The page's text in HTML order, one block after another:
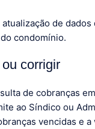
de dados
condomínio.
corrigir
de cobranças
ao Síndico ou
vencidas e a